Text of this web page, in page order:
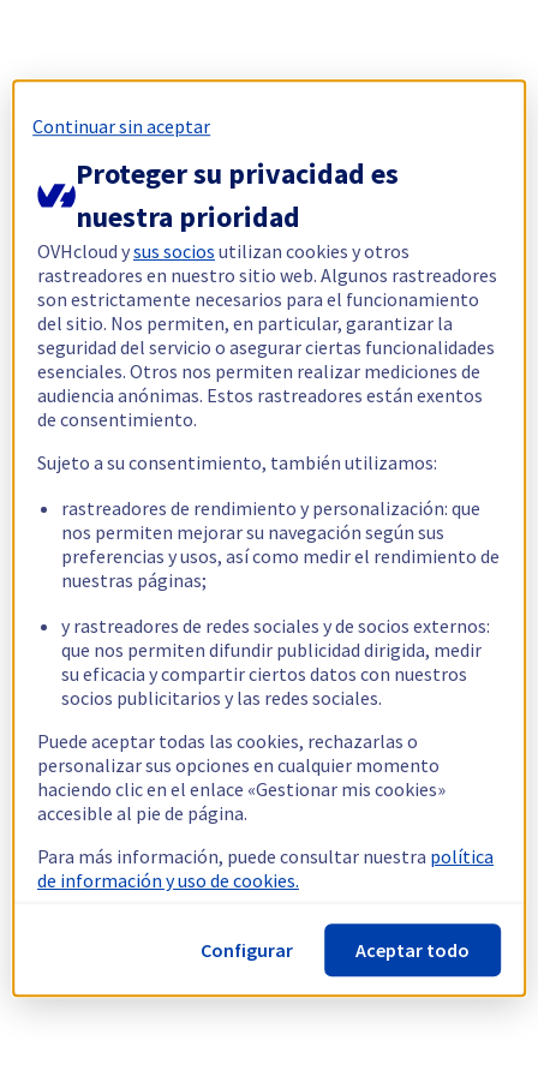
Continuar sin aceptar
Proteger su privacidad es
nuestra prioridad
OVHcloud ysus socios utilizan cookies y otros
rastreadores en nuestro sitio web. Algunos rastreadores
son estrictamente necesarios para el funcionamiento
del sitio. Nos permiten, en particular, garantizar la
seguridad del servicio o asegurar ciertas funcionalidades
esenciales. Otros nos permiten realizar mediciones de
audiencia anónimas. Estos rastreadores están exentos
de consentimiento.
Sujeto a su consentimiento, también utilizamos:
rastreadores de rendimiento y personalización: que
nos permiten mejorar su navegación según sus
preferencias y usos, así como medir el rendimiento de
nuestras páginas;
y rastreadores de redes sociales y de socios externos:
que nos permiten difundir publicidad dirigida, medir
su eficacia y compartir ciertos datos con nuestros
socios publicitarios y las redes sociales.
Puede aceptar todas las cookies, rechazarlas o
personalizar sus opciones en cualquier momento
haciendo clic en el enlace «Gestionar mis cookies»
accesible al pie de página.
Para más información, puede consultar nuestra política
de información y uso de cookies.
Configurar Aceptar todo